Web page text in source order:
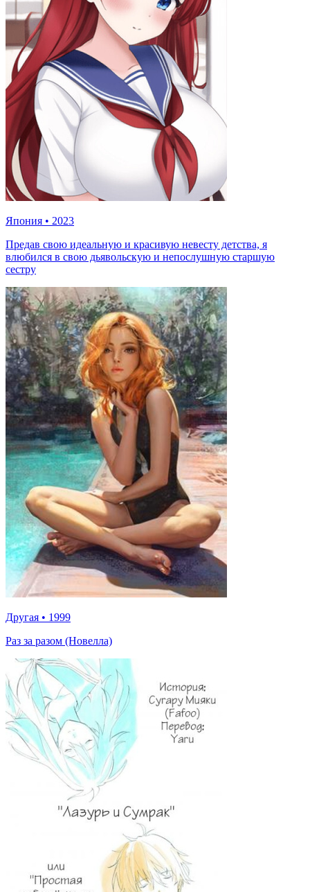
Япония • 2023
Предав свою идеальную и красивую невесту детства, я
влюбился в свою дьявольскую и непослушную старшую
сестру
Другая • 1999
Раз за разом (Новелла)